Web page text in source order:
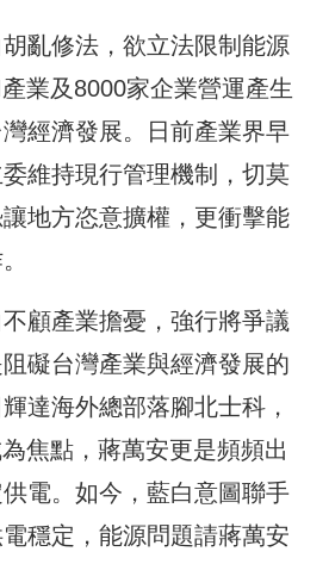
亂修法，欲立法限制能源
業及8000家企業營運產生
經濟發展。日前產業界早
維持現行管理機制，切莫
地方恣意擴權，更衝擊能
顧產業擔憂，強行將爭議
礙台灣產業與經濟發展的
達海外總部落腳北士科，
焦點，蔣萬安更是頻頻出
電。如今，藍白意圖聯手
穩定，能源問題請蔣萬安